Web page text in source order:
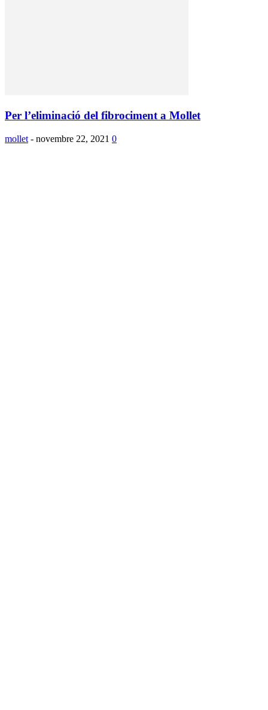
Per l’eliminació del fibrociment a Mollet
mollet - novembre 22, 2021 0